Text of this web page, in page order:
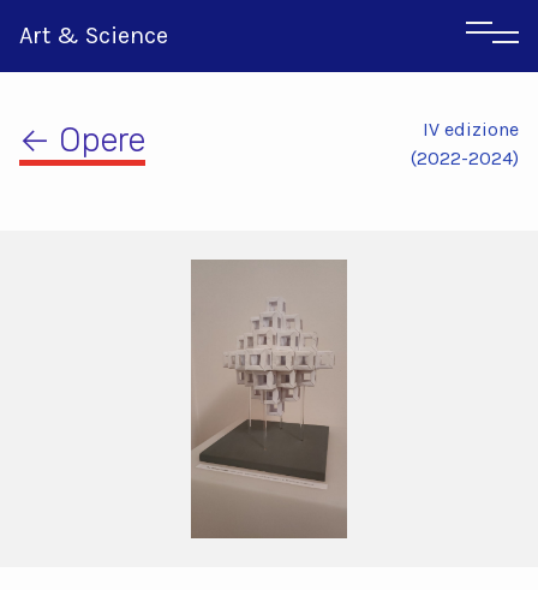
Art & Science
← Opere
IV edizione
(2022-2024)